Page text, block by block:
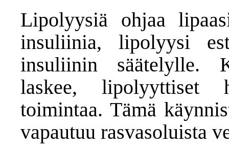
Lipolyysiä ohjaa
insuliinia, lipolyysi
insuliinin säätelylle.
laskee, lipolyyttiset
toimintaa. Tämä
vapautuu rasvasoluista